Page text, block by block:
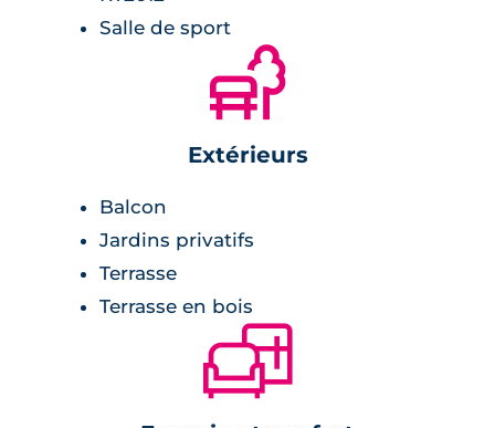
Salle de sport
🌲
Extérieurs
Balcon
Jardins privatifs
Terrasse
Terrasse en bois
🛋